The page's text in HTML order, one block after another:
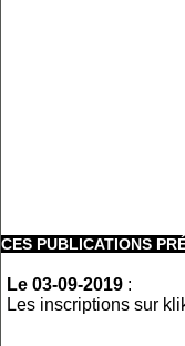
CES PUBLICATIONS
Le 03-09-2019 :
Les inscriptions sur